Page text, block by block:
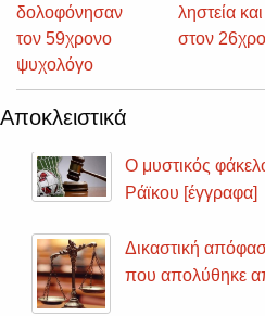
δολοφόνησαν
τον 59χρονο
ψυχολόγο
ληστεία
στον
Αποκλειστικά
Ο μυστικός
Ράϊκου [έγγραφα]
Δικαστική
που απολύθηκε